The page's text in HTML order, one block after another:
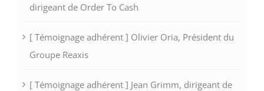
dirigeant de Order To Cash
[ Témoignage adhérent ] Olivier Oria, Président du
Groupe Reaxis
[ Témoignage adhérent ] Jean Grimm, dirigeant de